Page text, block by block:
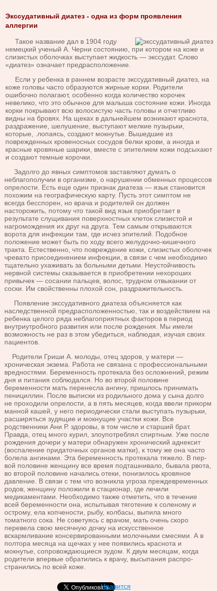
Экссудативный диатез - одна из форм проявления
аллергии
Та­кое название дал в 1904 году
немецкий ученый А. Чер­ни состоянию, при котором на коже и
слизистых оболоч­ках выступает жидкость — экссудат. Слово
«диатез» оз­начает предрасположение.
Если у ребенка в раннем возрасте экссудативный диатез, на
коже головы часто образуются жирные кор­ки. Родители
ошибочно полагают, особенно когда коли­чество корочек
невелико, что это обычное для малыша состояние кожи. Иногда
корки покрывают всю волоси­стую часть головы и отчетливо
видны на бровях. На щеках в дальнейшем возникают краснота,
раздражение, шелушение, выступают мелкие пузырьки,
которые, .ло­паясь, создают мокнутье. Вышедшие из
поврежденных кровеносных сосудов белки крови, а иногда и
красные кровяные шарики, вместе с эпителием кожи подсыхают
и создают темные корочки.
Задолго до явных симптомов заставляют думать о
неблагополучии в организме, о нарушении обменных процессов
опрелости. Есть еще один признак диатеза — язык становится
похожим на географическую карту. Пусть этот симптом не
всегда бесспорен, но врача и родителей он должен
насторожить, потому что такой вид язык приобретает в
результате слущивания поверх­ностных клеток слизистой и
нагромождения их друг на друга. Тем самым открываются
ворота для инфекции там, где исчез эпителий. Подобное
положение может быть по ходу всего желудочно-кишечного
тракта. Есте­ственно, что повреждение кожи, слизистых оболочек
чревато присоединением инфекции, в связи с чем необ­ходимо
тщательно ухаживать за больными детьми. Не­устойчивость
нервной системы сказывается в приобре­тении нехороших
привычек — сосании пальцев, волос, трудном отвыкании от
соски. Им свойственны плохой сон, раздражительность.
Появление экссудативного диатеза объясняется как
наследственной предрасположенностью, так и воздей­ствием на
ребенка целого ряда неблагоприятных фак­торов в период
внутриутробного развития или после рождения. Мы имели
возможность не раз в этом убе­диться, наблюдая, изучая своих
пациентов.
Родители Гриши А. молоды, отец здоров, у матери —
хроническая экзема. Работа не связана с профессио­нальными
вредностями. Беременность протекала без осложнений, режим
дня и питания соблюдался. Но во второй половине
беременности мать перенесла ангину, пришлось принимать
пенициллин. После выписки из родильного дома у сына долго
не проходили опрелости, а в пять месяцев, когда ввели прикорм
манной кашей, у него периодически стали выступать пузырьки,
расши­ряться зудящие и мокнущие участки кожи. Все
родственники Ани Р. здоровы, в том числе и старший брат.
Правда, отец много курил, злоупотреб­лял спиртным. Уже после
рождения дочери у матери обнаружен хронический аднексит
(воспаление прида­точных органов матки), к тому же она часто
болела ангинами. Эта беременность протекала тяжело. В пер­
вой половине женщину все время подташнивало, быва­ла рвота,
во второй половине начались отеки, понизи­лось кровяное
давление. В связи с тем что возникла угроза преждевременных
родов, женщину положили в стационар, где лечили
медикаментами. Необходимо также отметить, что в течение
всей беременности она, испытывая тяготение к соленому и
острому, ела копче­ности, рыбу, колбасы, выпила много
томатного сока. Не советуясь с врачом, мать очень скоро
перевела свою месячную дочку на искусственное
вскармливание кон­сервированными молочными смесями. А в
полтора ме­сяца на щечках у нее появились краснота и
мокнутье, сопровождающиеся зудом. К двум месяцам, когда
роди­тели впервые обратились к врачу, высыпания распро­
странились по всей коже.
Нравится